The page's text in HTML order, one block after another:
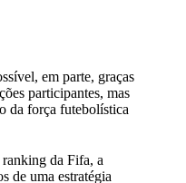
em parte, graças
participantes, mas
da força futebolística
da Fifa, a
de uma estratégia